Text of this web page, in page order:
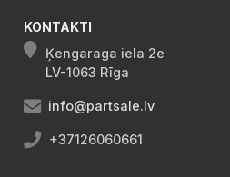
KONTAKTI
Ķengaraga iela 2e
LV-1063 Rīga
info@partsale.lv
+37126060661